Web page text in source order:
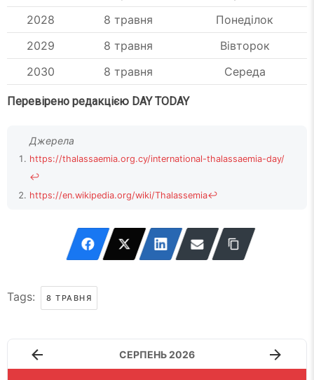
2028
8 травня
Понеділок
2029
8 травня
Вівторок
2030
8 травня Середа
Перевірено редакцією DAY TODAY
https://thalassaemia.org.cy/international-thalassaemia-day/
↩
https://en.wikipedia.org/wiki/Thalassemia↩
Tags: 8 ТРАВНЯ
СЕРПЕНЬ 2026